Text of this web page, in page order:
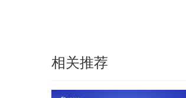
相关推荐